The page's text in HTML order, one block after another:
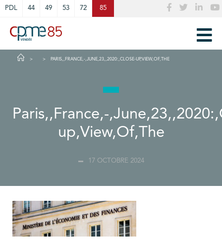
PDL 44 49 53 72 85
PARIS,,FRANCE,-,JUNE,23,,2020:,CLOSE-UP,VIEW,OF,THE
Paris,,France,-
up,View,Of,The
17 OCTOBRE 2024
Cookies management panel